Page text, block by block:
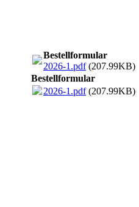
Bestellformular
2026-1.pdf(207.99KB)
Bestellformular
2026-1.pdf(207.99KB)